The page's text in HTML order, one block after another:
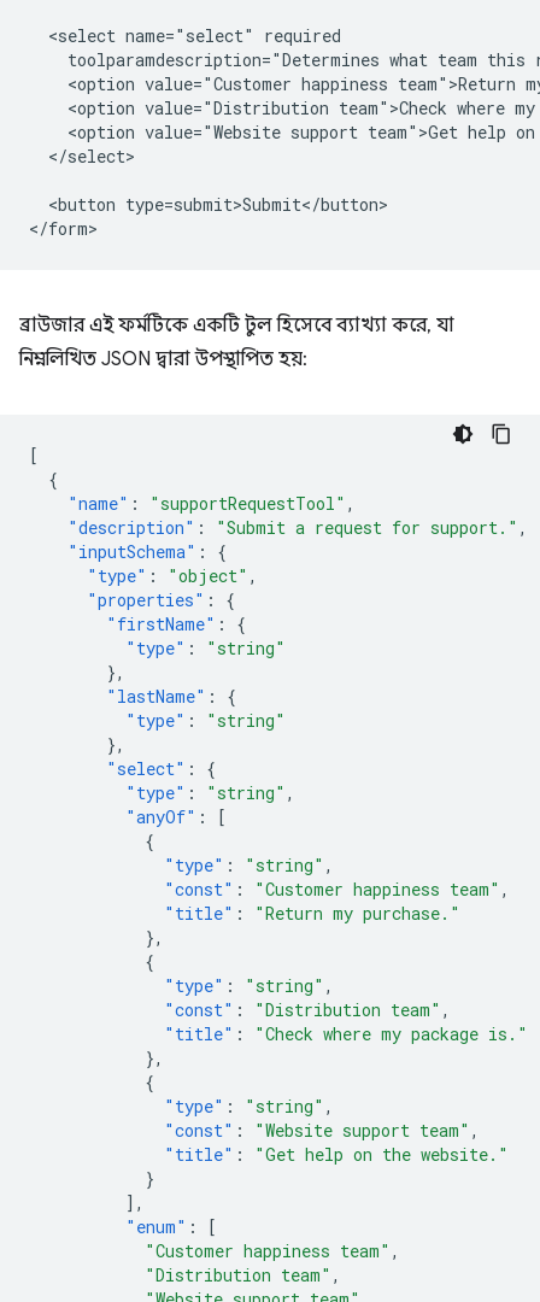
  <select name="select" required
toolparamdescription="Determines what team this
<option value="Customer happiness team">Return
<option value="Distribution team">Check where
<option value="Website support team">Get help
  </select>
  <button type=submit>Submit</button>
ব্রাউজার এই ফর্মটিকে একটি টুল হিসেবে ব্যাখ্যা করে, যা
নিম্নলিখিত JSON দ্বারা উপস্থাপিত হয়:
[
{
"name" : "supportRequestTool" ,
"description" : "Submit a request for support." ,
"inputSchema" :
{
"type" : "object" ,
"properties" :
{
"firstName" :
{
"type" :
"string"
},
"lastName" :
{
"type" :
"string"
},
"select" :
{
"type" : "string" ,
"anyOf" :
[
{
"type" : "string" ,
"const" : "Customer happiness team" ,
"title" :
"Return my purchase."
},
{
"type" : "string" ,
"const" : "Distribution team" ,
"title" :
"Check where my package is."
},
{
"type" : "string" ,
"const" : "Website support team" ,
"title" :
"Get help on the website."
}
],
"enum" :
[
"Customer happiness team" ,
"Distribution team" ,